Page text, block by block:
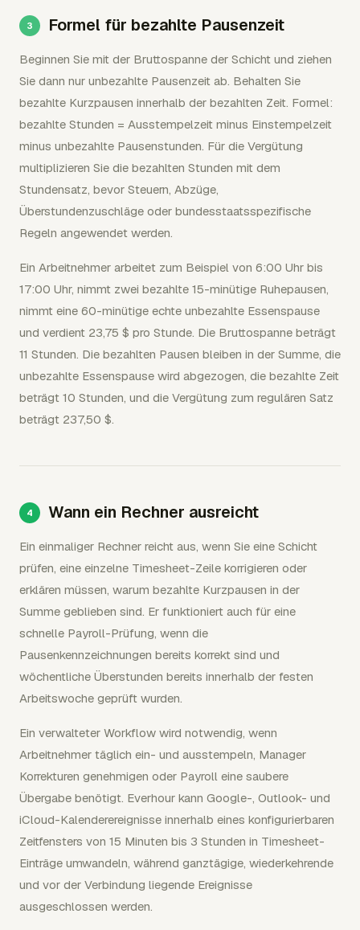
Formel für bezahlte Pausenzeit
Beginnen Sie mit der Bruttospanne der Schicht und ziehen
Sie dann nur unbezahlte Pausenzeit ab. Behalten Sie
bezahlte Kurzpausen innerhalb der bezahlten Zeit. Formel:
bezahlte Stunden = Ausstempelzeit minus Einstempelzeit
minus unbezahlte Pausenstunden. Für die Vergütung
multiplizieren Sie die bezahlten Stunden mit dem
Stundensatz, bevor Steuern, Abzüge,
Überstundenzuschläge oder bundesstaatsspezifische
Regeln angewendet werden.
Ein Arbeitnehmer arbeitet zum Beispiel von 6:00 Uhr bis
17:00 Uhr, nimmt zwei bezahlte 15-minütige Ruhepausen,
nimmt eine 60-minütige echte unbezahlte Essenspause
und verdient 23,75 $ pro Stunde. Die Bruttospanne beträgt
11 Stunden. Die bezahlten Pausen bleiben in der Summe, die
unbezahlte Essenspause wird abgezogen, die bezahlte Zeit
beträgt 10 Stunden, und die Vergütung zum regulären Satz
beträgt 237,50 $.
Wann ein Rechner ausreicht
Ein einmaliger Rechner reicht aus, wenn Sie eine Schicht
prüfen, eine einzelne Timesheet-Zeile korrigieren oder
erklären müssen, warum bezahlte Kurzpausen in der
Summe geblieben sind. Er funktioniert auch für eine
schnelle Payroll-Prüfung, wenn die
Pausenkennzeichnungen bereits korrekt sind und
wöchentliche Überstunden bereits innerhalb der festen
Arbeitswoche geprüft wurden.
Ein verwalteter Workflow wird notwendig, wenn
Arbeitnehmer täglich ein- und ausstempeln, Manager
Korrekturen genehmigen oder Payroll eine saubere
Übergabe benötigt. Everhour kann Google-, Outlook- und
iCloud-Kalenderereignisse innerhalb eines konfigurierbaren
Zeitfensters von 15 Minuten bis 3 Stunden in Timesheet-
Einträge umwandeln, während ganztägige, wiederkehrende
und vor der Verbindung liegende Ereignisse
ausgeschlossen werden.